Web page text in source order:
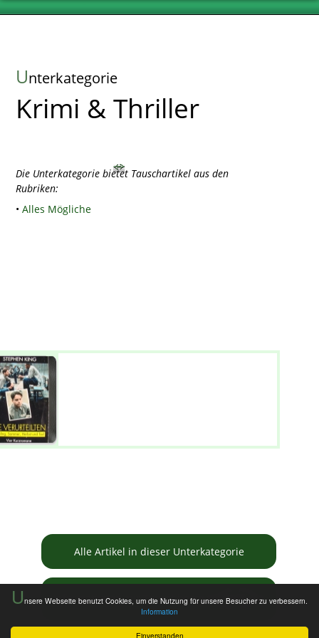
Einverstanden
Unsere Webseite benutzt Cookies, um die Nutzung für unsere Besucher zu verbessern.
Information
Unterkategorie
Krimi & Thriller
Die Unterkategorie bietet Tauschartikel aus den
Rubriken:
•Alles Mögliche
Alle Artikel in dieser Unterkategorie
Informationen zur Tauschbörse